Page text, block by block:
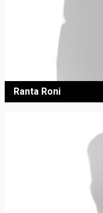
Ranta Roni